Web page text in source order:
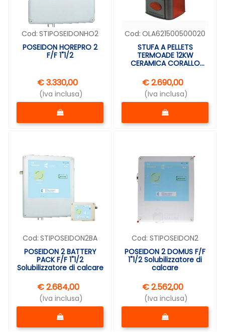
Cod: STIPOSEIDONHO2
POSEIDON HOREPRO 2
F/F 1"1/2
€ 3.330,00
(Iva inclusa)
Quantità
Cod: OLA621500500020
STUFA A PELLETS
TERMOADE 12KW
CERAMICA CORALLO
€ 2.690,00
(Iva inclusa)
Quantità
Cod: STIPOSEIDON2BA
POSEIDON 2 BATTERY
PACK F/F 1"1/2
Solubilizzatore di calcare
€ 2.684,00
(Iva inclusa)
Quantità
Cod: STIPOSEIDON2
POSEIDON 2 DOMUS F/F
1"1/2 Solubilizzatore di
calcare
€ 2.562,00
(Iva inclusa)
Quantità